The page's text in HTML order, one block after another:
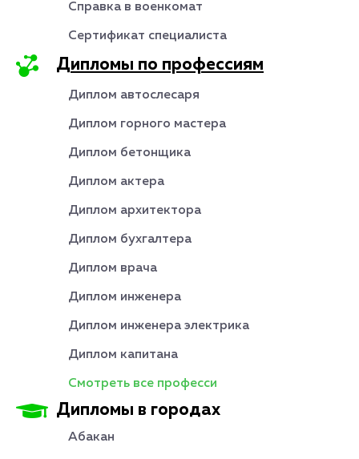
Справка в военкомат
Сертификат специалиста
Дипломы по профессиям
Диплом автослесаря
Диплом горного мастера
Диплом бетонщика
Диплом актера
Диплом архитектора
Диплом бухгалтера
Диплом врача
Диплом инженера
Диплом инженера электрика
Диплом капитана
Смотреть все професси
Дипломы в городах
Абакан